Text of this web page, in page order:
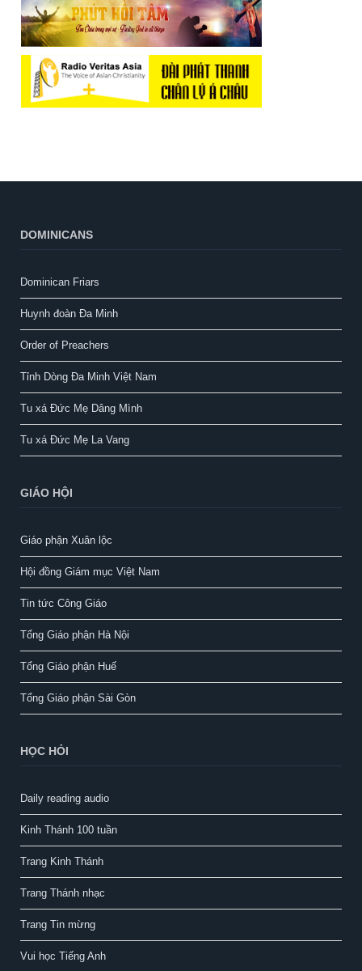
DOMINICANS
Dominican Friars
Huynh đoàn Đa Minh
Order of Preachers
Tỉnh Dòng Đa Minh Việt Nam
Tu xá Đức Mẹ Dâng Mình
Tu xá Đức Mẹ La Vang
GIÁO HỘI
Giáo phận Xuân lộc
Hội đồng Giám mục Việt Nam
Tin tức Công Giáo
Tổng Giáo phận Hà Nội
Tổng Giáo phận Huế
Tổng Giáo phận Sài Gòn
HỌC HỎI
Daily reading audio
Kinh Thánh 100 tuần
Trang Kinh Thánh
Trang Thánh nhạc
Trang Tin mừng
Vui học Tiếng Anh